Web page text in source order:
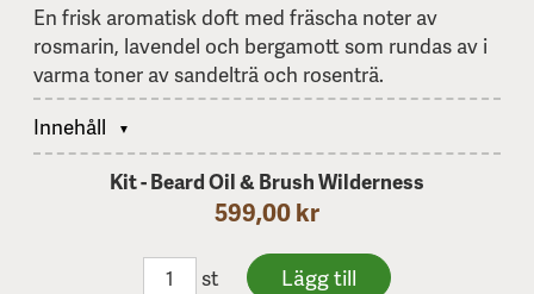
En frisk aromatisk doft med fräscha noter av
rosmarin, lavendel och bergamott som rundas av i
varma toner av sandelträ och rosenträ.
Innehåll
Kit - Beard Oil & Brush Wilderness
599,00 kr
st